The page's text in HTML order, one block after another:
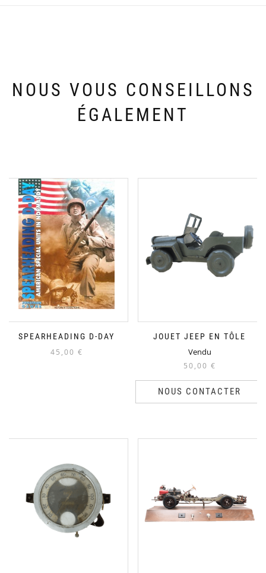
NOUS VOUS CONSEILLONS
ÉGALEMENT
SPEARHEADING D-DAY
45,00 €
JOUET JEEP EN TÔLE
Vendu
50,00 €
NOUS CONTACTER